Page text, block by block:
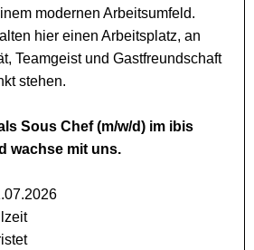
modernen Arbeitsumfeld.
hier einen Arbeitsplatz, an
Teamgeist und Gastfreundschaft
stehen.
Sous Chef (m/w/d) im ibis
wachse mit uns.